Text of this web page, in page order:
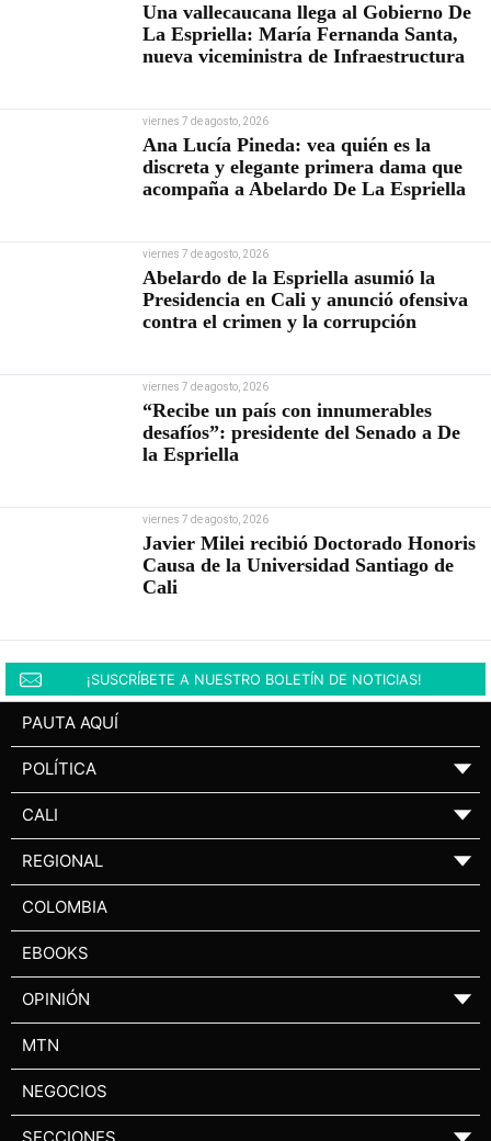
Una vallecaucana llega al Gobierno De
La Espriella: María Fernanda Santa,
nueva viceministra de Infraestructura
viernes 7 de agosto, 2026
Ana Lucía Pineda: vea quién es la
discreta y elegante primera dama que
acompaña a Abelardo De La Espriella
viernes 7 de agosto, 2026
Abelardo de la Espriella asumió la
Presidencia en Cali y anunció ofensiva
contra el crimen y la corrupción
viernes 7 de agosto, 2026
“Recibe un país con innumerables
desafíos”: presidente del Senado a De
la Espriella
viernes 7 de agosto, 2026
Javier Milei recibió Doctorado Honoris
Causa de la Universidad Santiago de
Cali
¡SUSCRÍBETE A NUESTRO BOLETÍN DE NOTICIAS!
PAUTA AQUÍ
POLÍTICA ▼
CALI ▼
REGIONAL ▼
COLOMBIA
EBOOKS
OPINIÓN ▼
MTN
NEGOCIOS
▼